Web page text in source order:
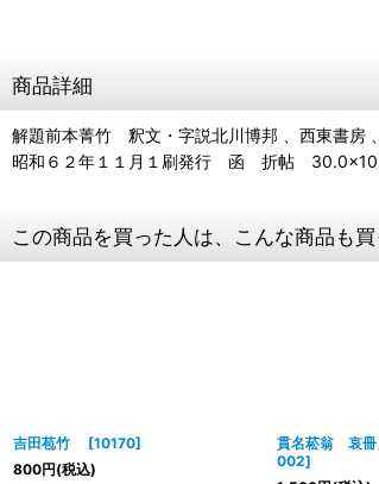
商品詳細
解題前本菁竹 釈文・字説北川博邦 、西東書房
昭和６２年１１月１刷発行 函 折帖
この商品を買った人は、こんな商品も
吉田苞竹 [10170]
800円(税込)
貫名菘翁 哀
002]